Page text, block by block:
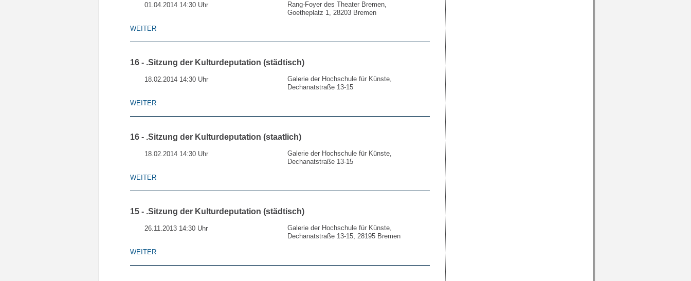
01.04.2014 14:30 Uhr
Rang-Foyer des Theater Bremen,
Goetheplatz 1, 28203 Bremen
WEITER
16 - .Sitzung der Kulturdeputation (städtisch)
18.02.2014 14:30 Uhr
Galerie der Hochschule für Künste,
Dechanatstraße 13-15
WEITER
16 - .Sitzung der Kulturdeputation (staatlich)
18.02.2014 14:30 Uhr
Galerie der Hochschule für Künste,
Dechanatstraße 13-15
WEITER
15 - .Sitzung der Kulturdeputation (städtisch)
26.11.2013 14:30 Uhr
Galerie der Hochschule für Künste,
Dechanatstraße 13-15, 28195 Bremen
WEITER